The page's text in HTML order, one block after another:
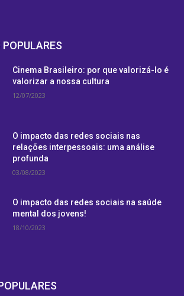
Cinema Brasileiro: por que valorizá-lo é
valorizar a nossa cultura
12/07/2023
O impacto das redes sociais nas
relações interpessoais: uma análise
profunda
03/08/2023
O impacto das redes sociais na saúde
mental dos jovens!
18/10/2023